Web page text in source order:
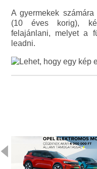
A gyermekek számára
(10 éves korig),
felajánlani, melyet a
leadni.